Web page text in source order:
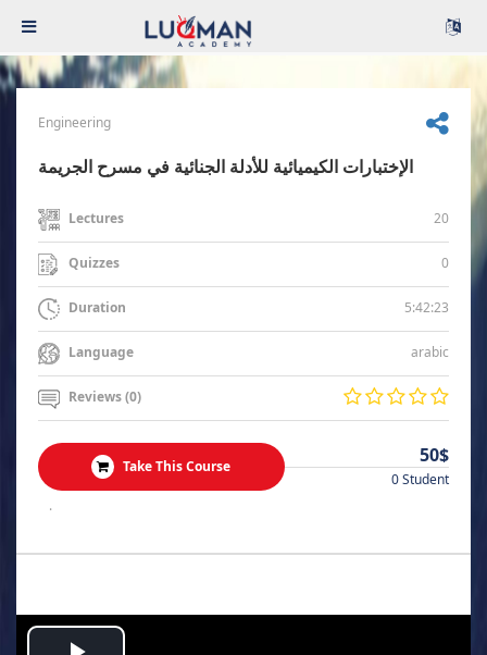
Engineering
الإختبارات الكيميائية للأدلة الجنائية في مسرح الجريمة
Lectures 20
Quizzes 0
Duration 5:42:23
Language arabic
Reviews (0)
Take This Course 50$
0 Student
.